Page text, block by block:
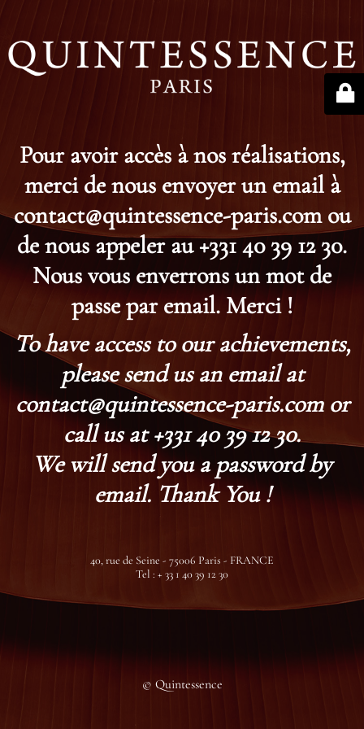
Pour avoir accès à nos réalisations,
merci de nous envoyer un email à
contact@quintessence-paris.com ou
de nous appeler au +331 40 39 12 30.
Nous vous enverrons un mot de
passe par email. Merci !
To have access to our achievements,
please send us an email at
contact@quintessence-paris.com or
call us at +331 40 39 12 30.
We will send you a password by
email. Thank You !
40, rue de Seine - 75006 Paris - FRANCE
Tel : + 33 1 40 39 12 30
© Quintessence